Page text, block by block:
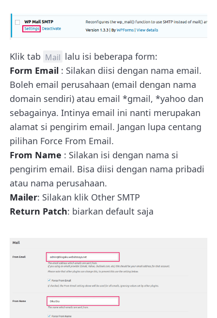
Klik tab Mail lalu isi beberapa form:
Form Email : Silakan diisi dengan nama email.
Boleh email perusahaan (email dengan nama
domain sendiri) atau email *gmail, *yahoo dan
sebagainya. Intinya email ini nanti merupakan
alamat si pengirim email. Jangan lupa centang
pilihan Force From Email.
From Name : Silakan isi dengan nama si
pengirim email. Bisa diisi dengan nama pribadi
atau nama perusahaan.
Mailer: Silakan klik Other SMTP
Return Patch: biarkan default saja